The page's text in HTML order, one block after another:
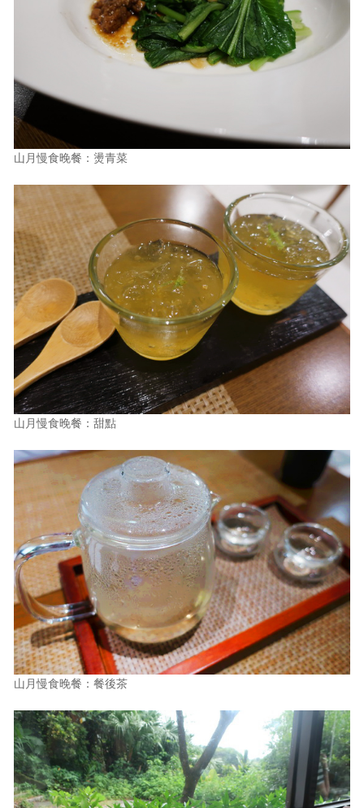
山月慢食晚餐：燙青菜
山月慢食晚餐：甜點
山月慢食晚餐：餐後茶